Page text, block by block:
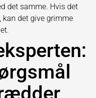
det samme. Hvis det
kan det give grimme